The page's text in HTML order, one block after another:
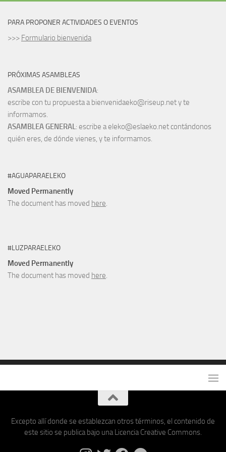
PARA PROPONER ACTIVIDADES O EVENTOS
>>> Formulario bienvenida
PRÓXIMAS ASAMBLEAS
ASAMBLEA DE BIENVENIDA:
escribe con tu propuesta a bienvenidaeko@riseup.net y te
informamos.
ASAMBLEA GENERAL: escribe a eleko@eslaeko.net contándonos
quién eres, de dónde vienes, y te informamos.
#AGUAPARAELEKO
Moved Permanently
The document has moved here.
#LUZPARAELEKO
Moved Permanently
The document has moved here.
Excepto allí donde se establezcan otros términos, el contenido de
este sitio se publica bajo una Licencia Creative Commons.